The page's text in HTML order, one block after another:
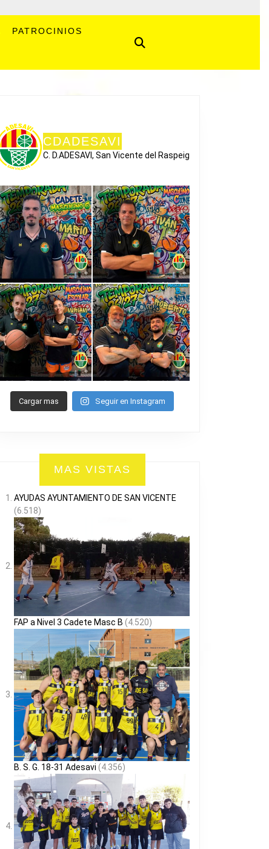
PATROCINIOS
CDADESAVI
C. D.ADESAVI, San Vicente del Raspeig
Cargar mas Seguir en Instagram
MAS VISTAS
AYUDAS AYUNTAMIENTO DE SAN VICENTE
(6.518)
FAP a Nivel 3 Cadete Masc B (4.520)
B. S. G. 18-31 Adesavi (4.356)